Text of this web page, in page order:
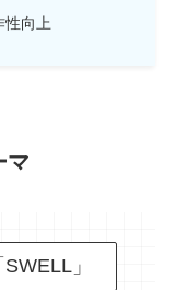
性向上
マ
」